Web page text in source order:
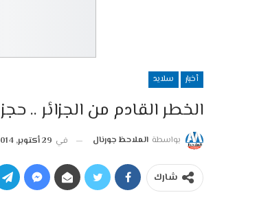
أخبار سلايد
الخطر القادم من الجزائر .. حجز 300 ألف قرص مهلوس خلال 2014
بواسطة الملاحظ جورنال في 29 أكتوبر, 2014
شارك